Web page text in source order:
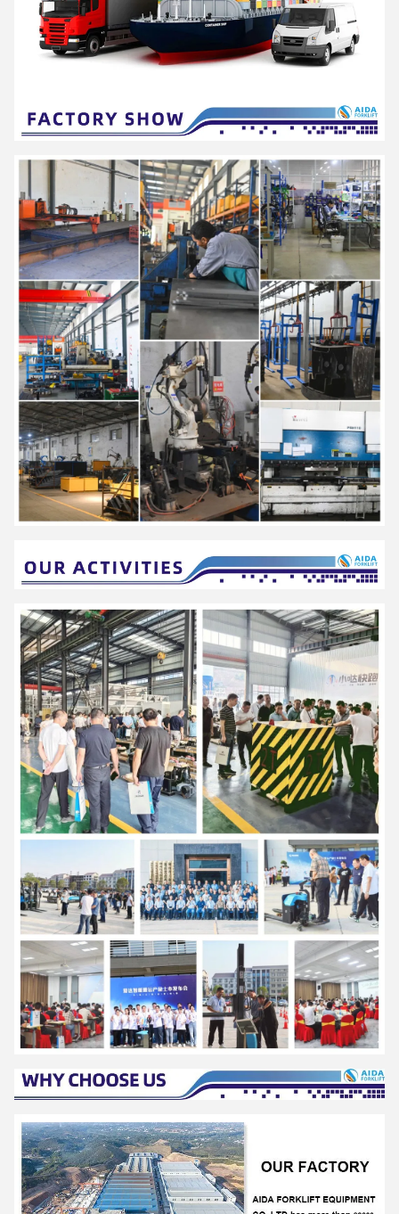
AIDA est une entreprise de haute technologie intégrant R&D,
production et service en tant que fournisseur de solutions de
matériel professionnel
équipement de manutention et système intralogistique flexible
pour tous les scénarios.
sortie de l'électricité supérieure à 50 W
équipement de mise en pile et de mise en pile à portée de
main et autres équipements de manutention de
commerce de détail
Il s'agit d'un projet de loi qui vise à améliorer les conditions de vie
des personnes handicapées.
AIDA a mis en place un système strict d'assurance qualité etont
passé la certification ISO9001, ISO14001, SGS et CE.
Il s'agit d'une entreprise nationale de haute technologie dotée de
plus de 40 brevets nationaux, qui a été classée comme "Petite
entreprise géante en Europe".
La première série d'entreprises pilotes pour l'intégration de la
fabrication avancée et des services modernes
"Entreprise de démonstration de la fabrication intelligente dans la
ville de Changsha", "Entreprise de Hunan".
Le centre technologique.
"Économies d'énergie, protection de l'environnement, efficacité
élevée et intelligence" est le concept de conception des produits
AIDA et il est
engagé à devenir un expert numérique intelligent pour
l'intralogistique.
Yanming forklift
2:12 PM
Good day, what product are you looking for?